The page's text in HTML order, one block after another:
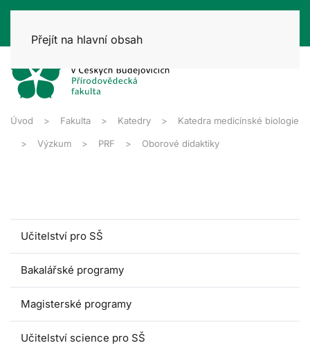
Přejít na hlavní obsah
Úvod Fakulta Katedry Katedra medicínské biologie
Výzkum PRF Oborové didaktiky
Učitelství pro SŠ
Bakalářské programy
Magisterské programy
Učitelství science pro SŠ